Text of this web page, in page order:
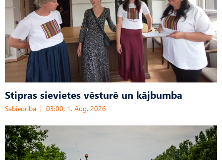
Stipras sievietes vēsturē un kājbumba
Sabiedrība 03:00, 1. Aug, 2026